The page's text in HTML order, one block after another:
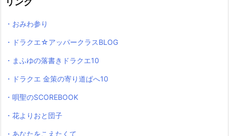
・おみわ参り
・ドラクエ☆アッパークラスBLOG
・まふゆの落書きドラクエ10
・ドラクエ 金策の寄り道ぱへ10
・唄聖のSCOREBOOK
・花よりおと団子
・あなたをこえたくて